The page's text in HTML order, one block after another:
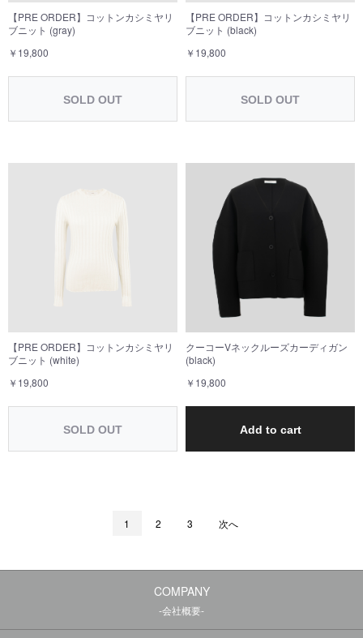
【PRE ORDER】コットンカシミヤリ
ブニット (gray)
￥19,800
SOLD OUT
【PRE ORDER】コットンカシミヤリ
ブニット (black)
￥19,800
SOLD OUT
【PRE ORDER】コットンカシミヤリ
ブニット (white)
￥19,800
SOLD OUT
クーコーVネックルーズカーディガン
(black)
￥19,800
Add to cart
1 2 3 次へ
COMPANY
-会社概要-